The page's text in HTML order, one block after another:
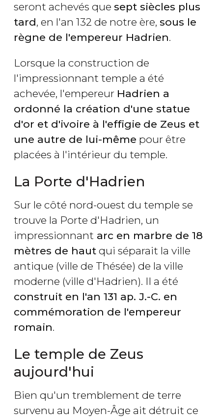
seront achevés que sept siècles plus
tard, en l'an 132 de notre ère, sous le
règne de l'empereur Hadrien.
Lorsque la construction de
l'impressionnant temple a été
achevée, l'empereur Hadrien a
ordonné la création d'une statue
d'or et d'ivoire à l'effigie de Zeus et
une autre de lui-même pour être
placées à l'intérieur du temple.
La Porte d'Hadrien
Sur le côté nord-ouest du temple se
trouve la Porte d'Hadrien, un
impressionnant arc en marbre de 18
mètres de haut qui séparait la ville
antique (ville de Thésée) de la ville
moderne (ville d'Hadrien). Il a été
construit en l'an 131 ap. J.-C. en
commémoration de l'empereur
romain.
Le temple de Zeus
aujourd'hui
Bien qu'un tremblement de terre
survenu au Moyen-Âge ait détruit ce